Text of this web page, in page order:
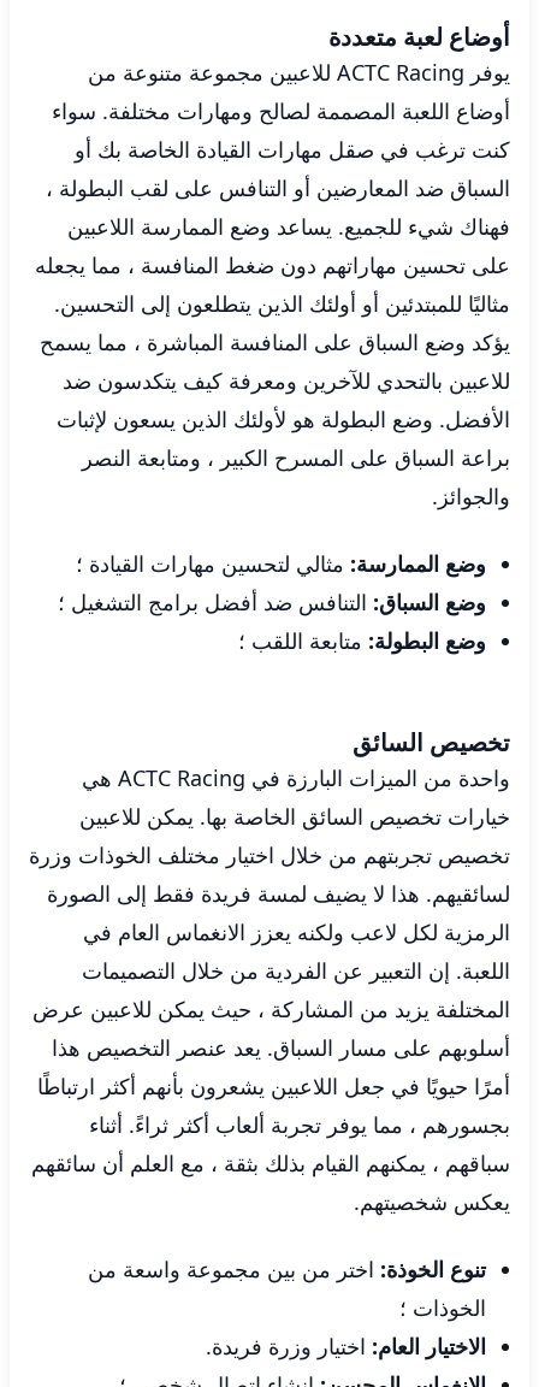
أوضاع لعبة متعددة
يوفر ACTC Racing للاعبين مجموعة متنوعة من
أوضاع اللعبة المصممة لصالح ومهارات مختلفة. سواء
كنت ترغب في صقل مهارات القيادة الخاصة بك أو
السباق ضد المعارضين أو التنافس على لقب البطولة ،
فهناك شيء للجميع. يساعد وضع الممارسة اللاعبين
على تحسين مهاراتهم دون ضغط المنافسة ، مما يجعله
مثاليًا للمبتدئين أو أولئك الذين يتطلعون إلى التحسين.
يؤكد وضع السباق على المنافسة المباشرة ، مما يسمح
للاعبين بالتحدي للآخرين ومعرفة كيف يتكدسون ضد
الأفضل. وضع البطولة هو لأولئك الذين يسعون لإثبات
براعة السباق على المسرح الكبير ، ومتابعة النصر
والجوائز.
وضع الممارسة: مثالي لتحسين مهارات القيادة ؛
وضع السباق: التنافس ضد أفضل برامج التشغيل ؛
وضع البطولة: متابعة اللقب ؛
تخصيص السائق
واحدة من الميزات البارزة في ACTC Racing هي
خيارات تخصيص السائق الخاصة بها. يمكن للاعبين
تخصيص تجربتهم من خلال اختيار مختلف الخوذات وزرة
لسائقيهم. هذا لا يضيف لمسة فريدة فقط إلى الصورة
الرمزية لكل لاعب ولكنه يعزز الانغماس العام في
اللعبة. إن التعبير عن الفردية من خلال التصميمات
المختلفة يزيد من المشاركة ، حيث يمكن للاعبين عرض
أسلوبهم على مسار السباق. يعد عنصر التخصيص هذا
أمرًا حيويًا في جعل اللاعبين يشعرون بأنهم أكثر ارتباطًا
بجسورهم ، مما يوفر تجربة ألعاب أكثر ثراءً. أثناء
سباقهم ، يمكنهم القيام بذلك بثقة ، مع العلم أن سائقهم
يعكس شخصيتهم.
تنوع الخوذة: اختر من بين مجموعة واسعة من
الخوذات ؛
الاختيار العام: اختيار وزرة فريدة.